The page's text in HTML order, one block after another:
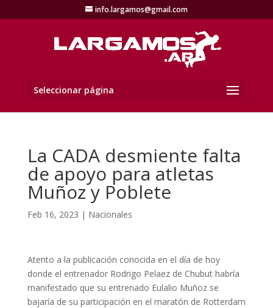
info.largamos@gmail.com
Seleccionar página
La CADA desmiente falta
de apoyo para atletas
Muñoz y Poblete
Feb 16, 2023 | Nacionales
Atento a la publicación conocida en el día de hoy
donde el entrenador Rodrigo Pelaez de Chubut habría
manifestado que su entrenado Eulalio Muñoz se
bajaría de su participación en el maratón de Rotterdam